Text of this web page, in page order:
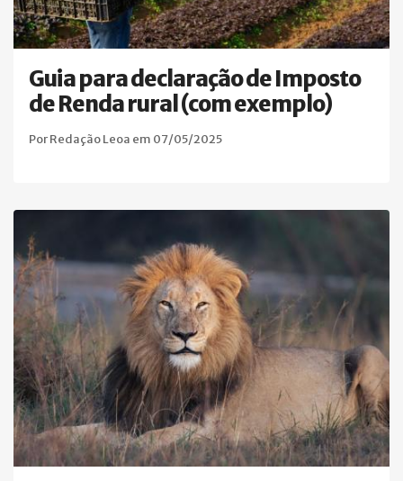
Guia para declaração de Imposto
de Renda rural (com exemplo)
Por Redação Leoa em 07/05/2025